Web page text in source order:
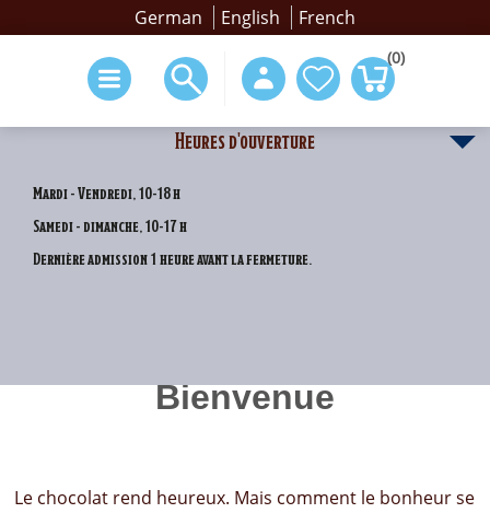
German English French
(0)
Heures d'ouverture
Mardi - Vendredi, 10-18 h
Samedi - dimanche, 10-17 h
Dernière admission 1 heure avant la fermeture.
Bienvenue
Le chocolat rend heureux. Mais comment le bonheur se